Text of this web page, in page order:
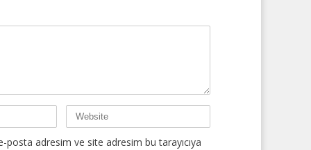
posta adresim ve site adresim bu tarayıcıya